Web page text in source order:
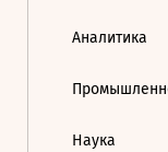
Аналитика
Наука